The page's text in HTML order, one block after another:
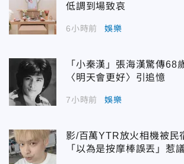
低調到場致哀
6小時前 娛樂
「小秦漢」張海漢驚傳
〈明天會更好〉引追憶
7小時前 娛樂
影/百萬YTR放火相機被民
「以為是按摩棒誤丟」惹